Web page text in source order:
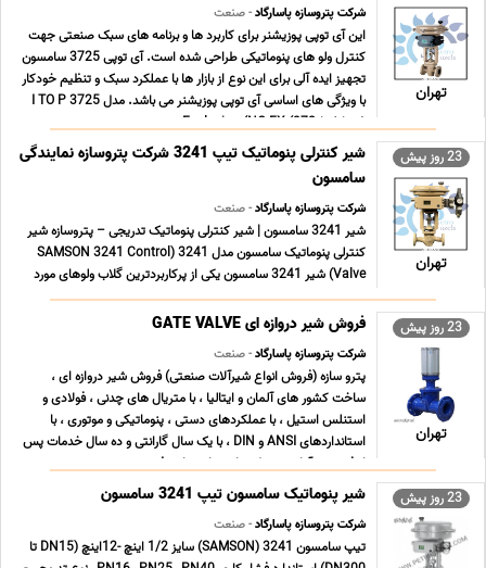
تهران
شرکت پتروسازه پاسارگاد- صنعت
این آی توپی پوزیشنر برای کاربرد ها و برنامه های سبک صنعتی جهت
کنترل ولو های پنوماتیکی طراحی شده است. آی توپی 3725 سامسون
تجهیز ایده آلی برای این نوع از بازار ها با عملکرد سبک و تنظیم خودکار
با ویژگی های اساسی آی توپی پوزیشنر می باشد. مدل I TO P 3725
ضد انفجارExplosion (NO EX (372 ... ...
23 روز پیش
تهران
شیر کنترلی پنوماتیک تیپ 3241 شرکت پتروسازه نمایندگی
سامسون
شرکت پتروسازه پاسارگاد- صنعت
شیر 3241 سامسون | شیر کنترلی پنوماتیک تدریجی – پتروسازه شیر
کنترلی پنوماتیک سامسون مدل 3241 (SAMSON 3241 Control
Valve) شیر 3241 سامسون یکی از پرکاربردترین گلاب ولوهای مورد
استفاده در صنایع است که تاثیر این ولو در عملکرد و بهبود راندمان در
خطوط مختلف را نمی شود نادیده گرفت. عملکر ... ...
23 روز پیش
تهران
فروش شیر دروازه ای GATE VALVE
شرکت پتروسازه پاسارگاد- صنعت
پترو سازه (فروش انواع شیرآلات صنعتی) فروش شیر دروازه ای ،
ساخت کشور های آلمان و ایتالیا ، با متریال های چدنی ، فولادی و
استنلس استیل ، با عملکردهای دستی ، پنوماتیکی و موتوری ، با
استانداردهای ANSI و DIN ، با یک سال گارانتی و ده سال خدمات پس
از فروش ، آماده تحویل نماینده انحصاری ف ... ...
23 روز پیش شیر پنوماتیک سامسون تیپ 3241 سامسون
شرکت پتروسازه پاسارگاد- صنعت
تیپ سامسون 3241 (SAMSON) سایز 1/2 اینچ -12اینچ (DN15 تا